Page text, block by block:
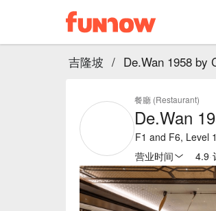
吉隆坡 / De.Wan 1958 by
餐廳 (Restaurant)
De.Wan
F1 and F6, Level
营业时间
4.9